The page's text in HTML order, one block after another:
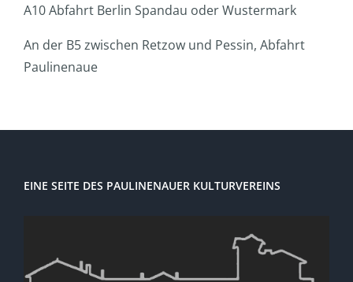
A10 Abfahrt Berlin Spandau oder Wustermark
An der B5 zwischen Retzow und Pessin, Abfahrt
Paulinenaue
EINE SEITE DES PAULINENAUER KULTURVEREINS